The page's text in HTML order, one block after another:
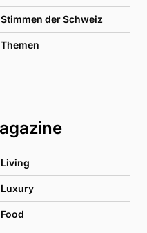
Stimmen der Schweiz
Themen
Living
Luxury
Food